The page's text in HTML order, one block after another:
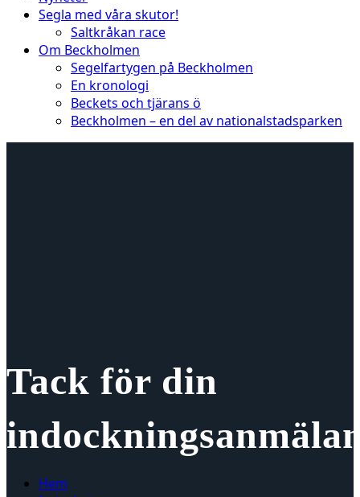
Segla med våra skutor!
Saltkråkan race
Om Beckholmen
Segelfartygen på Beckholmen
En kronologi
Beckets och tjärans ö
Beckholmen – en del av nationalstadsparken
Tack för din
Hem